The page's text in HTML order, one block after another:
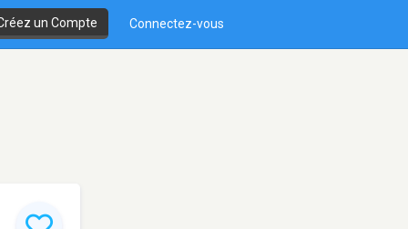
un Compte Connectez-vous